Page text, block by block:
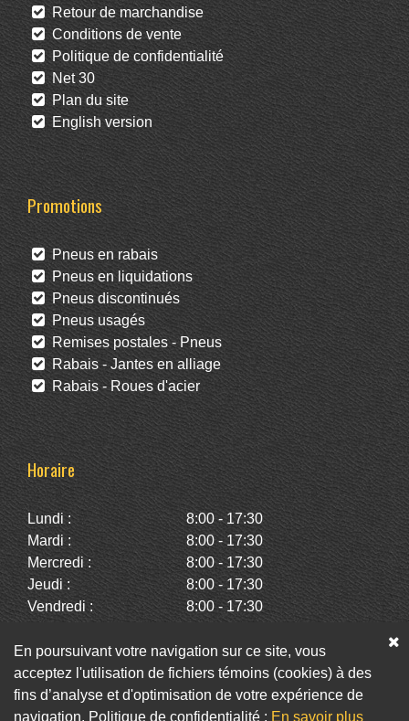
Retour de marchandise
Conditions de vente
Politique de confidentialité
Net 30
Plan du site
English version
Promotions
Pneus en rabais
Pneus en liquidations
Pneus discontinués
Pneus usagés
Remises postales - Pneus
Rabais - Jantes en alliage
Rabais - Roues d'acier
Horaire
Lundi :
8:00 - 17:30
Mardi :
8:00 - 17:30
Mercredi :
8:00 - 17:30
Jeudi :
8:00 - 17:30
Vendredi :
8:00 - 17:30
Dimanche :
Fermé
Facebook Twitter Infolettre
En poursuivant votre navigation sur ce site, vous
acceptez l'utilisation de fichiers témoins (cookies) à des
fins d’analyse et d'optimisation de votre expérience de
navigation. Politique de confidentialité : En savoir plus